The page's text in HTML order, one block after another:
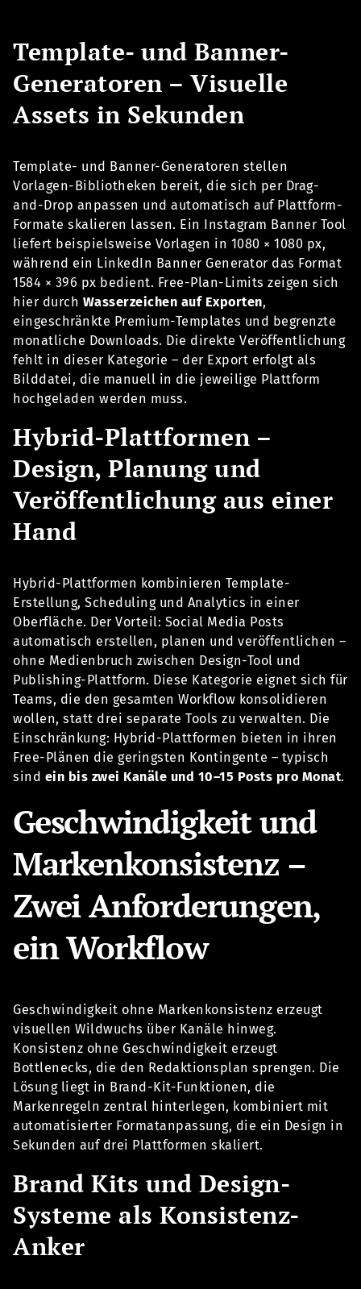
Template- und Banner-
Generatoren – Visuelle
Assets in Sekunden
Template- und Banner-Generatoren stellen
Vorlagen-Bibliotheken bereit, die sich per Drag-
and-Drop anpassen und automatisch auf Plattform-
Formate skalieren lassen. Ein Instagram Banner Tool
liefert beispielsweise Vorlagen in 1080 × 1080 px,
während ein LinkedIn Banner Generator das Format
1584 × 396 px bedient. Free-Plan-Limits zeigen sich
hier durch Wasserzeichen auf Exporten,
eingeschränkte Premium-Templates und begrenzte
monatliche Downloads. Die direkte Veröffentlichung
fehlt in dieser Kategorie – der Export erfolgt als
Bilddatei, die manuell in die jeweilige Plattform
hochgeladen werden muss.
Hybrid-Plattformen –
Design, Planung und
Veröffentlichung aus einer
Hand
Hybrid-Plattformen kombinieren Template-
Erstellung, Scheduling und Analytics in einer
Oberfläche. Der Vorteil: Social Media Posts
automatisch erstellen, planen und veröffentlichen –
ohne Medienbruch zwischen Design-Tool und
Publishing-Plattform. Diese Kategorie eignet sich für
Teams, die den gesamten Workflow konsolidieren
wollen, statt drei separate Tools zu verwalten. Die
Einschränkung: Hybrid-Plattformen bieten in ihren
Free-Plänen die geringsten Kontingente – typisch
sind ein bis zwei Kanäle und 10–15 Posts pro Monat.
Geschwindigkeit und
Markenkonsistenz –
Zwei Anforderungen,
ein Workflow
Geschwindigkeit ohne Markenkonsistenz erzeugt
visuellen Wildwuchs über Kanäle hinweg.
Konsistenz ohne Geschwindigkeit erzeugt
Bottlenecks, die den Redaktionsplan sprengen. Die
Lösung liegt in Brand-Kit-Funktionen, die
Markenregeln zentral hinterlegen, kombiniert mit
automatisierter Formatanpassung, die ein Design in
Sekunden auf drei Plattformen skaliert.
Brand Kits und Design-
Systeme als Konsistenz-
Anker